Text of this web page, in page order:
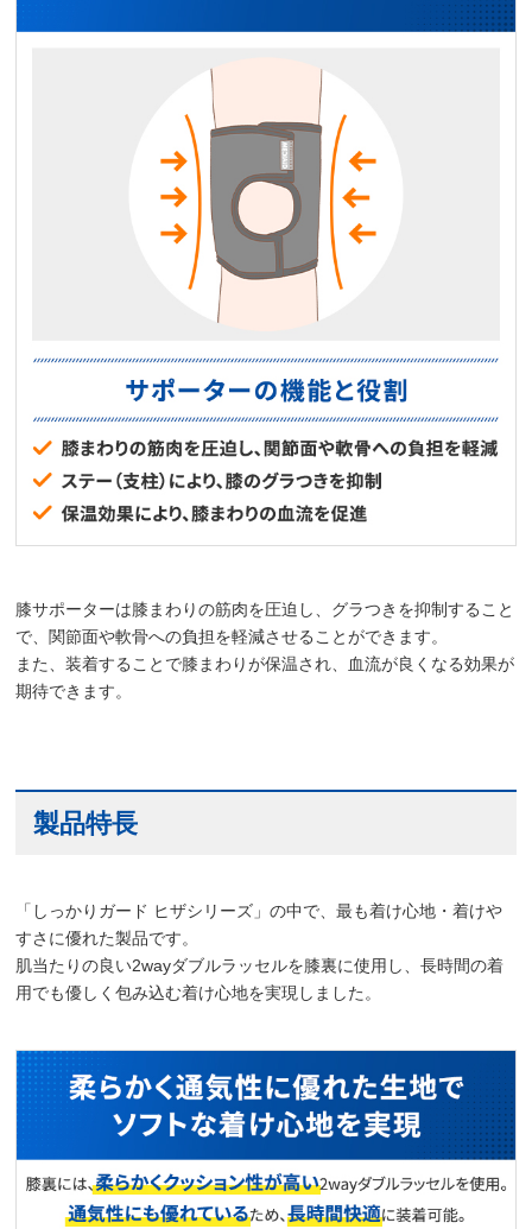
膝サポーターは膝まわりの筋肉を圧迫し、グラつきを抑制すること
で、関節面や軟骨への負担を軽減させることができます。
また、装着することで膝まわりが保温され、血流が良くなる効果が
期待できます。
製品特長
「しっかりガード ヒザシリーズ」の中で、最も着け心地・着けや
すさに優れた製品です。
肌当たりの良い2wayダブルラッセルを膝裏に使用し、長時間の着
用でも優しく包み込む着け心地を実現しました。